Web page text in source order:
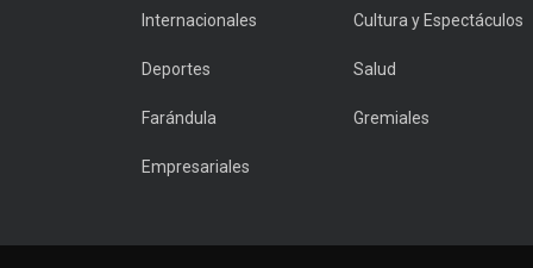
Internacionales Cultura y Espectáculos
Deportes Salud
Farándula Gremiales
Empresariales